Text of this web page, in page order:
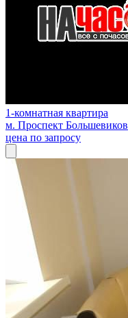
1-комнатная квартира
м. Проспект Большевиков
цена по запросу